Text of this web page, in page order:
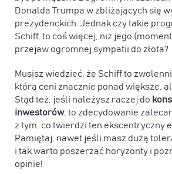
Donalda Trumpa w zbliżających się
prezydenckich. Jednak czy takie
Schiff, to coś więcej, niż jego
przejaw ogromnej sympatii do złota?
Musisz wiedzieć, że Schiff to
którą ceni znacznie ponad większe,
Stąd też, jeśli należysz raczej do
inwestorów, to zdecydowanie
z tym, co twierdzi ten ekscentryczny
Pamiętaj, nawet jeśli masz dużą
i tak warto poszerzać horyzonty i
opinie!